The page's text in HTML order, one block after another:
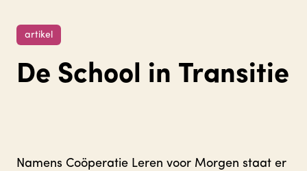
artikel
De School in Transitie
Namens Coöperatie Leren voor Morgen staat er